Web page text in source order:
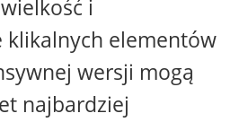
i
klikalnych elementów
wersji mogą
najbardziej